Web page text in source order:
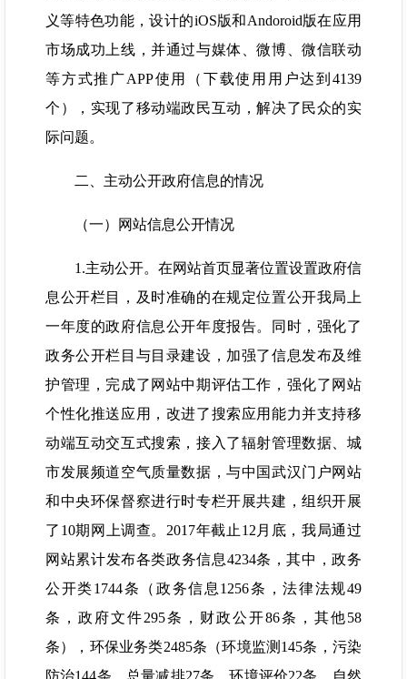
义等特色功能，设计的iOS版和Andoroid版在应用
市场成功上线，并通过与媒体、微博、微信联动
等方式推广APP使用（下载使用用户达到4139
个），实现了移动端政民互动，解决了民众的实
际问题。
二、主动公开政府信息的情况
（一）网站信息公开情况
1.主动公开。在网站首页显著位置设置政府信
息公开栏目，及时准确的在规定位置公开我局上
一年度的政府信息公开年度报告。同时，强化了
政务公开栏目与目录建设，加强了信息发布及维
护管理，完成了网站中期评估工作，强化了网站
个性化推送应用，改进了搜索应用能力并支持移
动端互动交互式搜索，接入了辐射管理数据、城
市发展频道空气质量数据，与中国武汉门户网站
和中央环保督察进行时专栏开展共建，组织开展
了10期网上调查。2017年截止12月底，我局通过
网站累计发布各类政务信息4234条，其中，政务
公开类1744条（政务信息1256条，法律法规49
条，政府文件295条，财政公开86条，其他58
条），环保业务类2485条（环境监测145条，污染
防治144条，总量减排27条，环境评价22条，自然